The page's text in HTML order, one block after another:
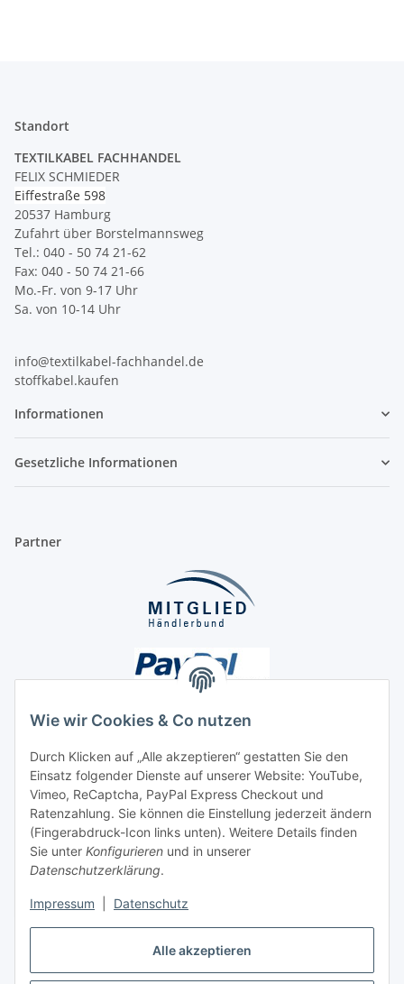
Alle akzeptieren
Wie wir Cookies & Co nutzen
Durch Klicken auf „Alle akzeptieren“ gestatten Sie den
Einsatz folgender Dienste auf unserer Website: YouTube,
Vimeo, ReCaptcha, PayPal Express Checkout und
Ratenzahlung. Sie können die Einstellung jederzeit ändern
(Fingerabdruck-Icon links unten). Weitere Details finden
Sie unter Konfigurieren und in unserer
Datenschutzerklärung.
Impressum Datenschutz
Standort
TEXTILKABEL FACHHANDEL
FELIX SCHMIEDER
Eiffestraße 598
20537 Hamburg
Zufahrt über Borstelmannsweg
Tel.: 040 - 50 74 21-62
Fax: 040 - 50 74 21-66
Mo.-Fr. von 9-17 Uhr
Sa. von 10-14 Uhr
info@textilkabel-fachhandel.de
stoffkabel.kaufen
Informationen
Gesetzliche Informationen
Partner
Unsere Seiten
Social Media
Vertrag widerrufen